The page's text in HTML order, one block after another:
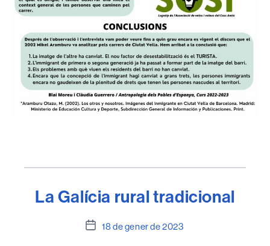
La Galícia rural tradicional
Data18 de gener de 2023